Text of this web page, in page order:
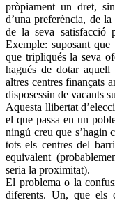
pròpiament un dret,
d’una preferència, de
de la seva satisfacció
Exemple: suposant
que tripliqués la seva
hagués de dotar
altres centres finançats
disposessin de vacants
Aquesta llibertat
el que passa en un
ningú creu que s’hagin
tots els centres del
equivalent
seria la proximitat).
El problema o la
diferents. Un, que els